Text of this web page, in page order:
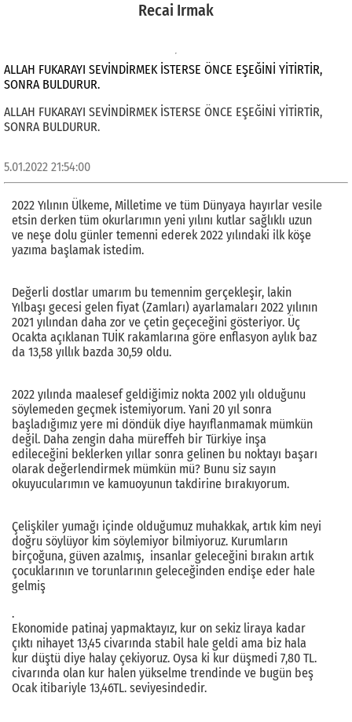
Recai Irmak
ALLAH FUKARAYI SEVİNDİRMEK İSTERSE ÖNCE EŞEĞİNİ YİTİRTİR,
SONRA BULDURUR.
ALLAH FUKARAYI SEVİNDİRMEK İSTERSE ÖNCE EŞEĞİNİ YİTİRTİR,
SONRA BULDURUR.
5.01.2022 21:54:00
2022 Yılının Ülkeme, Milletime ve tüm Dünyaya hayırlar vesile
etsin derken tüm okurlarımın yeni yılını kutlar sağlıklı uzun
ve neşe dolu günler temenni ederek 2022 yılındaki ilk köşe
yazıma başlamak istedim.
Değerli dostlar umarım bu temennim gerçekleşir, lakin
Yılbaşı gecesi gelen fiyat (Zamları) ayarlamaları 2022 yılının
2021 yılından daha zor ve çetin geçeceğini gösteriyor. Üç
Ocakta açıklanan TUİK rakamlarına göre enflasyon aylık baz
da 13,58 yıllık bazda 30,59 oldu.
2022 yılında maalesef geldiğimiz nokta 2002 yılı olduğunu
söylemeden geçmek istemiyorum. Yani 20 yıl sonra
başladığımız yere mi döndük diye hayıflanmamak mümkün
değil. Daha zengin daha müreffeh bir Türkiye inşa
edileceğini beklerken yıllar sonra gelinen bu noktayı başarı
olarak değerlendirmek mümkün mü? Bunu siz sayın
okuyucularımın ve kamuoyunun takdirine bırakıyorum.
Çelişkiler yumağı içinde olduğumuz muhakkak, artık kim neyi
doğru söylüyor kim söylemiyor bilmiyoruz. Kurumların
birçoğuna, güven azalmış, insanlar geleceğini bırakın artık
çocuklarının ve torunlarının geleceğinden endişe eder hale
gelmiş
.
Ekonomide patinaj yapmaktayız, kur on sekiz liraya kadar
çıktı nihayet 13,45 civarında stabil hale geldi ama biz hala
kur düştü diye halay çekiyoruz. Oysa ki kur düşmedi 7,80 TL.
civarında olan kur halen yükselme trendinde ve bugün beş
Ocak itibariyle 13,46TL. seviyesindedir.